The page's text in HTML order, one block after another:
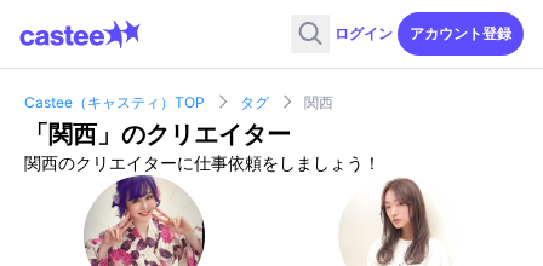
ログイン アカウント登録
Castee（キャスティ）TOP タグ 関西
「関西 」のクリエイター
関西のクリエイターに仕事依頼をしましょう！